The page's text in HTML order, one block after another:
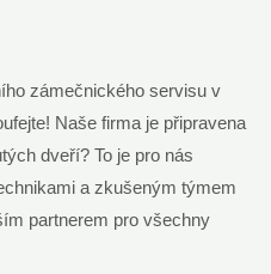
zámečnického servisu v
Naše firma je připravena
dveří? To je pro nás
a zkušeným týmem
partnerem pro všechny